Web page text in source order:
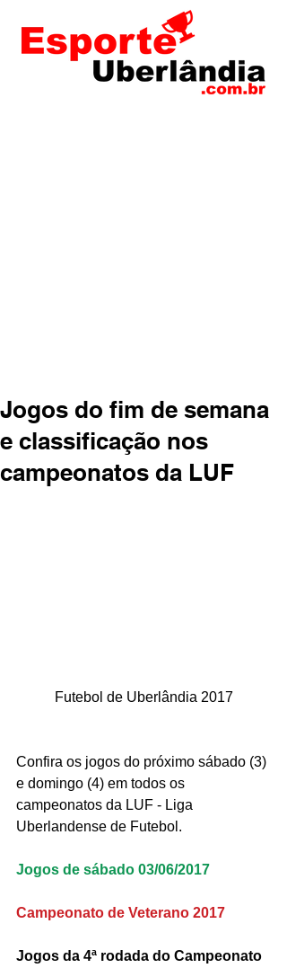
Jogos do fim de semana
e classificação nos
campeonatos da LUF
Futebol de Uberlândia 2017
Confira os jogos do próximo sábado (3)
e domingo (4) em todos os
campeonatos da LUF - Liga
Uberlandense de Futebol.
Jogos de sábado 03/06/2017
Campeonato de Veterano 2017
Jogos da 4ª rodada do Campeonato